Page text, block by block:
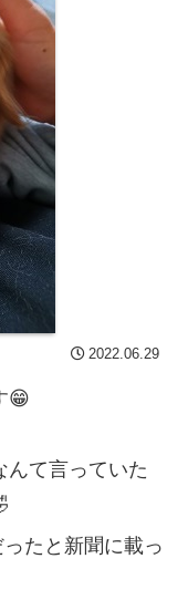
2022.06.29
😁
んて言っていた
たと新聞に載っ